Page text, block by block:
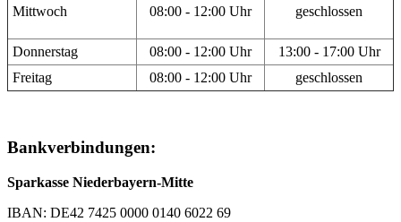
Mittwoch 08:00 - 12:00 Uhr geschlossen
Donnerstag 08:00 - 12:00 Uhr
13:00 - 17:00 Uhr
Freitag
08:00 - 12:00 Uhr geschlossen
Bankverbindungen:
Sparkasse Niederbayern-Mitte
IBAN: DE42 7425 0000 0140 6022 69